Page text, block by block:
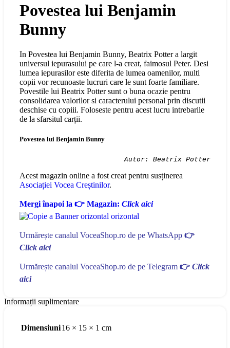
Povestea lui Benjamin
Bunny
In Povestea lui Benjamin Bunny, Beatrix Potter a largit
universul iepurasului pe care l-a creat, faimosul Peter. Desi
lumea iepurasilor este diferita de lumea oamenilor, multi
copii vor recunoaste lucruri care le sunt foarte familiare.
Povestile lui Beatrix Potter sunt o buna ocazie pentru
consolidarea valorilor si caracterului personal prin discutii
deschise cu copiii. Foloseste pentru acest lucru intrebarile
de la sfarsitul carții.
Povestea lui Benjamin Bunny
Autor: Beatrix Potter
Acest magazin online a fost creat pentru susținerea
Asociației Vocea Creștinilor.
Mergi înapoi la 👉 Magazin: Click aici
Urmărește canalul VoceaShop.ro de pe WhatsApp 👉
Click aici
Urmărește canalul VoceaShop.ro de pe Telegram 👉 Click
aici
Informații suplimentare
Dimensiuni16 × 15 × 1 cm